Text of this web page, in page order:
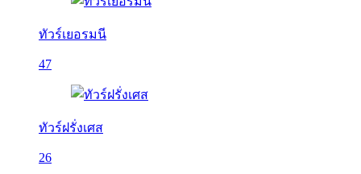
ทัวร์เยอรมนี
47
ทัวร์ฝรั่งเศส
26